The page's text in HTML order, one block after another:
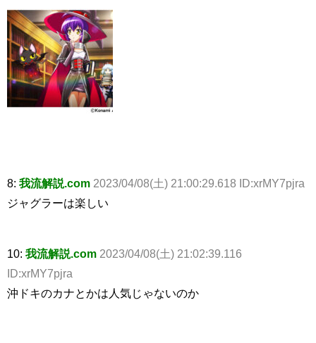
8: 我流解説.com 2023/04/08(土) 21:00:29.618 ID:xrMY7pjra
ジャグラーは楽しい
10: 我流解説.com 2023/04/08(土) 21:02:39.116
ID:xrMY7pjra
沖ドキのカナとかは人気じゃないのか